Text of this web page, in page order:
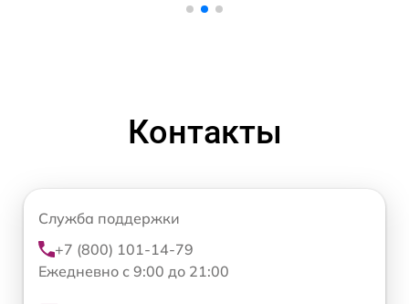
Контакты
Служба поддержки
+7 (800) 101-14-79
Ежедневно с 9:00 до 21:00